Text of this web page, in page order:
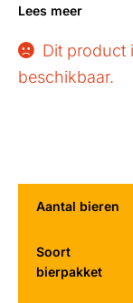
Lees meer
Dit product
beschikbaar.
Aantal bieren
Soort
bierpakket